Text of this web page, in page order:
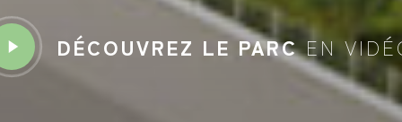
DÉCOUVREZ LE PARCEN